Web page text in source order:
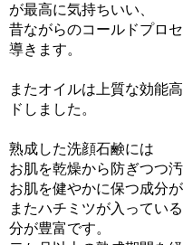
が最高に気持ちいい、
昔ながらのコールドプロ
導きます。
またオイルは上質な効能
ドしました。
熟成した洗顔石鹸には
お肌を乾燥から防ぎつつ
お肌を健やかに保つ成分
またハチミツが入ってい
分が豊富です。